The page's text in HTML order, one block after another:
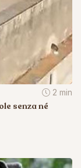
2 min
senza né